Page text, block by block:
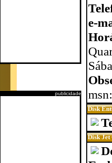
publicidade
e-
Disk
Disk Jet